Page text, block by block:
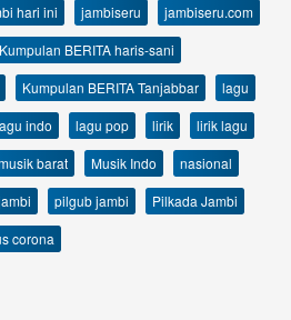
hari ini jambiseru
jambiseru.com
Kumpulan BERITA haris-sani
Kumpulan BERITA Tanjabbar
lagu
indo lagu pop lirik
lirik lagu
barat Musik Indo
nasional
pilgub jambi
Pilkada Jambi
corona